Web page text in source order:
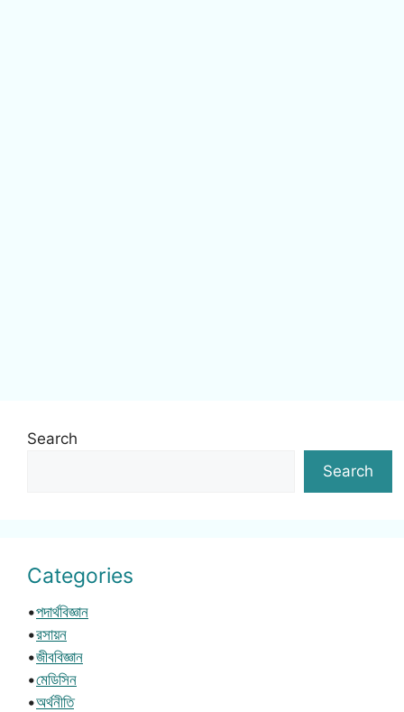
Search
Search
Categories
•পদার্থবিজ্ঞান
•রসায়ন
•জীববিজ্ঞান
•মেডিসিন
•অর্থনীতি